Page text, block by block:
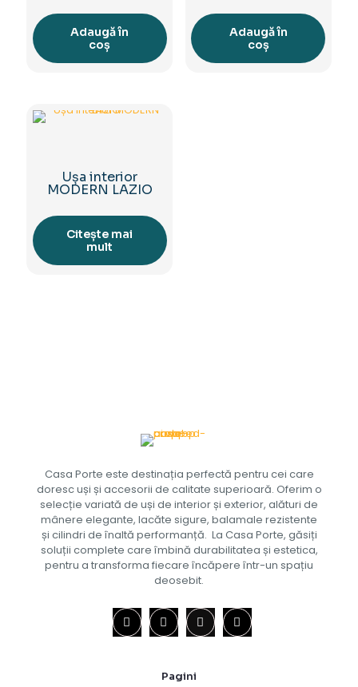
Adaugă în
coș
Adaugă în
coș
Ușa interior
MODERN LAZIO
Citește mai
mult
Casa Porte este destinația perfectă pentru cei care
doresc uși și accesorii de calitate superioară. Oferim o
selecție variată de uși de interior și exterior, alături de
mânere elegante, lacăte sigure, balamale rezistente
și cilindri de înaltă performanță. La Casa Porte, găsiți
soluții complete care îmbină durabilitatea și estetica,
pentru a transforma fiecare încăpere într-un spațiu
deosebit.
Pagini